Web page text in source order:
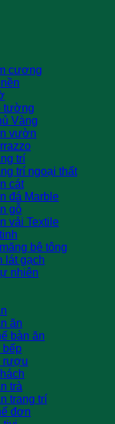
cương
tường
Vàng
vườn
trí
trí ngoại thất
cát
đá Marble
gỗ
vải Textile
bê tông
lát gạch
nhiên
ăn
bàn ăn
bếp
rượu
trà
trang trí
đơn